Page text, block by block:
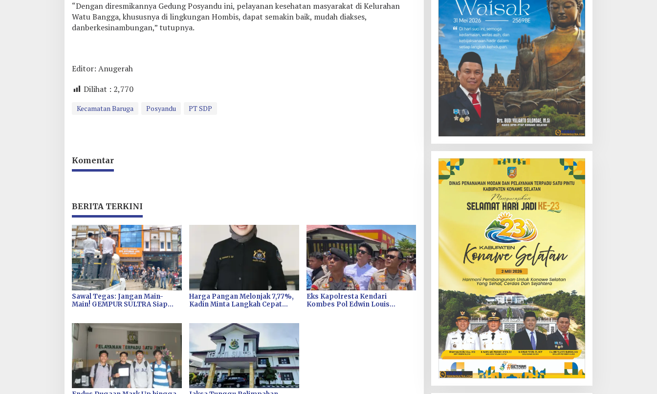
“Dengan diresmikannya Gedung Posyandu ini, pelayanan kesehatan masyarakat di Kelurahan
Watu Bangga, khususnya di lingkungan Hombis, dapat semakin baik, mudah diakses,
danberkesinambungan,” tutupnya.
Editor: Anugerah
Dilihat : 2,770
Kecamatan Baruga Posyandu PT SDP
Komentar
BERITA TERKINI
Sawal Tegas: Jangan Main-
Main! GEMPUR SULTRA Siap
Harga Pangan Melonjak 7,77%,
Kadin Minta Langkah Cepat
Eks Kapolresta Kendari
Kombes Pol Edwin Louis